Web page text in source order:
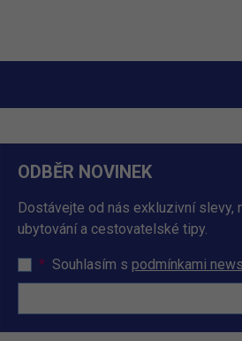
ODBĚR NOVINEK
Dostávejte od nás exkluzivní slevy,
ubytování a cestovatelské tipy.
* Souhlasím s podmínkami